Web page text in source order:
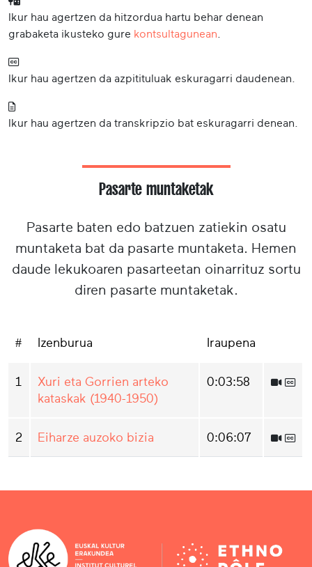
Ikur hau agertzen da hitzordua hartu behar denean
grabaketa ikusteko gure kontsultagunean
Ikur hau agertzen da azpitituluak eskuragarri daudenean.
Ikur hau agertzen da transkripzio bat eskuragarri denean.
Pasarte muntaketak
Pasarte baten edo batzuen zatiekin osatu
muntaketa bat da pasarte muntaketa. Hemen
daude lekukoaren pasarteetan oinarrituz sortu
diren pasarte muntaketak.
# Izenburua Iraupena
1
Xuri eta Gorrien arteko
kataskak (1940-1950)
0:03:58
2 Eiharze auzoko bizia 0:06:07